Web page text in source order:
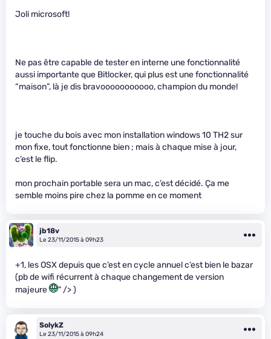
Joli microsoft!
Ne pas être capable de tester en interne une fonctionnalité
aussi importante que Bitlocker, qui plus est une fonctionnalité
“maison”, là je dis bravooooooooooo, champion du monde!
je touche du bois avec mon installation windows 10 TH2 sur
mon fixe, tout fonctionne bien ; mais à chaque mise à jour,
c’est le flip.
mon prochain portable sera un mac, c’est décidé. Ça me
semble moins pire chez la pomme en ce moment
jb18v
Le 23/11/2015 à 09h23
+1, les OSX depuis que c’est en cycle annuel c’est bien le bazar
(pb de wifi récurrent à chaque changement de version
majeure
" /> )
SolykZ
Le 23/11/2015 à 09h24